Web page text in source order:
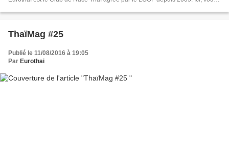
étalons Thaïs disponibles, les chatons disponibles à la vente, ainsi que les
sur Facebook!
ThaïMag #25
Publié le 11/08/2016 à 19:05
Par Eurothai